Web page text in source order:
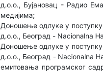
д.о.о., Бујановац - Радио
медијима;
Доношење одлуке у
д.о.о., Београд - Nacionalna
Доношење одлуке у
д.о.о., Београд - Nacionalna
емитовања програмског